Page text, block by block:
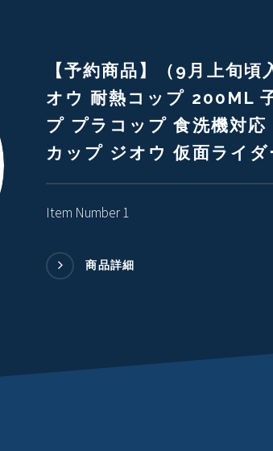
【予約商品】（9月上旬
オウ 耐熱コップ 200ML
プ プラコップ 食洗機対
カップ ジオウ 仮面ライダ
Item Number 1
商品詳細